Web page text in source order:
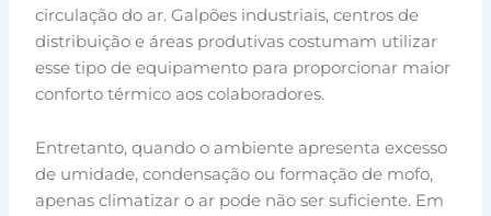
circulação do ar. Galpões industriais, centros de
distribuição e áreas produtivas costumam utilizar
esse tipo de equipamento para proporcionar maior
conforto térmico aos colaboradores.
Entretanto, quando o ambiente apresenta excesso
de umidade, condensação ou formação de mofo,
apenas climatizar o ar pode não ser suficiente. Em